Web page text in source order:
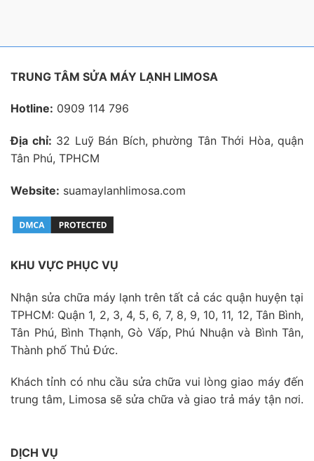
TRUNG TÂM SỬA MÁY LẠNH LIMOSA
Hotline: 0909 114 796
Địa chỉ: 32 Luỹ Bán Bích, phường Tân Thới Hòa, quận
Tân Phú, TPHCM
Website: suamaylanhlimosa.com
KHU VỰC PHỤC VỤ
Nhận sửa chữa máy lạnh trên tất cả các quận huyện tại
TPHCM: Quận 1, 2, 3, 4, 5, 6, 7, 8, 9, 10, 11, 12, Tân Bình,
Tân Phú, Bình Thạnh, Gò Vấp, Phú Nhuận và Bình Tân,
Thành phố Thủ Đức.
Khách tỉnh có nhu cầu sửa chữa vui lòng giao máy đến
trung tâm, Limosa sẽ sửa chữa và giao trả máy tận nơi.
DỊCH VỤ